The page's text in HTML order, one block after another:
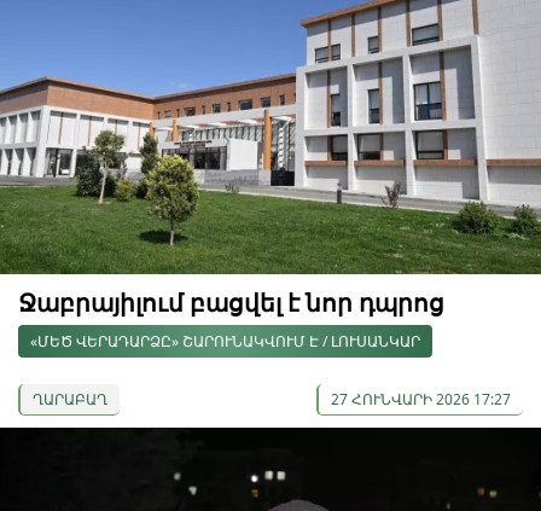
Ջաբրայիլում բացվել է նոր դպրոց
«ՄԵԾ ՎԵՐԱԴԱՐՁԸ» ՇԱՐՈՒՆԱԿՎՈՒՄ Է / ԼՈՒՍԱՆԿԱՐ
ՂԱՐԱԲԱՂ 27 ՀՈՒՆՎԱՐԻ 2026 17:27